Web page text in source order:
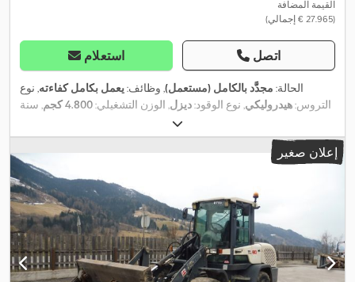
القيمة المضافة
(‏27.965 € إجمالي)
استعلام اتصل
الحالة: مجدَّد بالكامل (مستعمل), وظائف:يعمل بكامل كفاءته, نوع
التروس:هيدروليكي, نوع الوقود:ديزل, الوزن التشغيلي:4.800 كجم
, سنة
الصنع:9.800 h
السلامة وفقًا لـ UVV, كابينة, مجرفة قياسية,
إعلان صغير